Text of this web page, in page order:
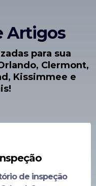
Artigos
para sua
Clermont,
Kissimmee e
de inspeção